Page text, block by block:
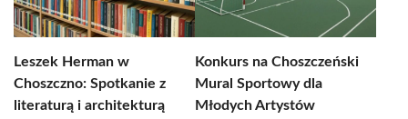
Leszek Herman w
Choszczno: Spotkanie z
literaturą i architekturą
Konkurs na Choszczeński
Mural Sportowy dla
Młodych Artystów